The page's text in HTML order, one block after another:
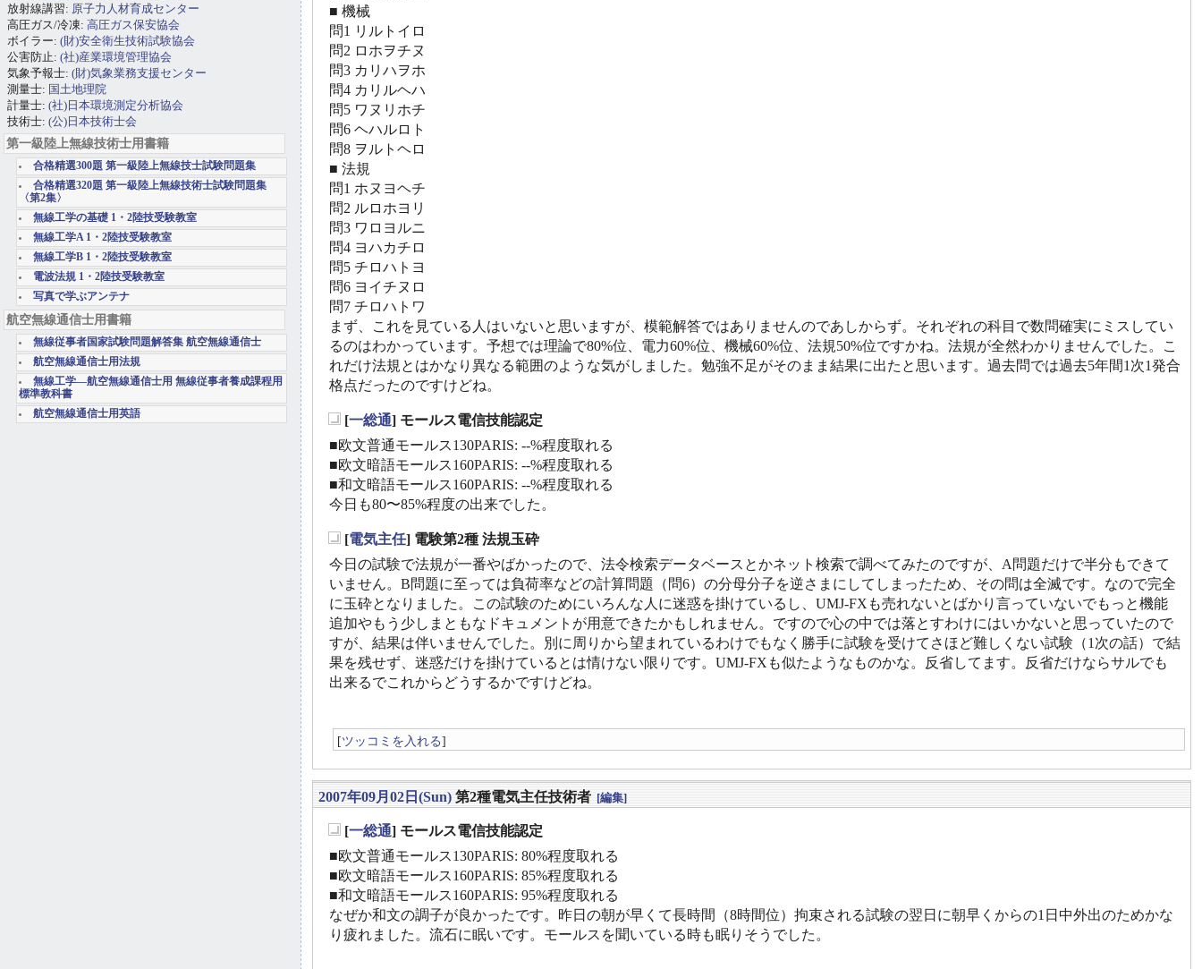
■ 機械
問1 リルトイロ
問2 ロホヲチヌ
問3 カリハヲホ
問4 カリルヘハ
問5 ワヌリホチ
問6 ヘハルロト
問8 ヲルトヘロ
■ 法規
問1 ホヌヨヘチ
問2 ルロホヨリ
問3 ワロヨルニ
問4 ヨハカチロ
問5 チロハトヨ
問6 ヨイチヌロ
問7 チロハトワ
まず、これを見ている人はいないと思いますが、模範解答ではありませんのであしからず。それぞれの科目で数問確実にミスしてい
るのはわかっています。予想では理論で80%位、電力60%位、機械60%位、法規50%位ですかね。法規が全然わかりませんでした。こ
れだけ法規とはかなり異なる範囲のような気がしました。勉強不足がそのまま結果に出たと思います。過去問では過去5年間1次1発合
格点だったのですけどね。
[一総通] モールス電信技能認定
■欧文普通モールス130PARIS: --%程度取れる
■欧文暗語モールス160PARIS: --%程度取れる
■和文暗語モールス160PARIS: --%程度取れる
今日も80〜85%程度の出来でした。
[電気主任] 電験第2種 法規玉砕
今日の試験で法規が一番やばかったので、法令検索データベースとかネット検索で調べてみたのですが、A問題だけで半分もできて
いません。B問題に至っては負荷率などの計算問題（問6）の分母分子を逆さまにしてしまったため、その問は全滅です。なので完全
に玉砕となりました。この試験のためにいろんな人に迷惑を掛けているし、UMJ-FXも売れないとばかり言っていないでもっと機能
追加やもう少しまともなドキュメントが用意できたかもしれません。ですので心の中では落とすわけにはいかないと思っていたので
すが、結果は伴いませんでした。別に周りから望まれているわけでもなく勝手に試験を受けてさほど難しくない試験（1次の話）で結
果を残せず、迷惑だけを掛けているとは情けない限りです。UMJ-FXも似たようなものかな。反省してます。反省だけならサルでも
出来るでこれからどうするかですけどね。
[ツッコミを入れる]
2007年09月02日(Sun) 第2種電気主任技術者 [編集]
[一総通] モールス電信技能認定
■欧文普通モールス130PARIS: 80%程度取れる
■欧文暗語モールス160PARIS: 85%程度取れる
■和文暗語モールス160PARIS: 95%程度取れる
なぜか和文の調子が良かったです。昨日の朝が早くて長時間（8時間位）拘束される試験の翌日に朝早くからの1日中外出のためかな
り疲れました。流石に眠いです。モールスを聞いている時も眠りそうでした。
放射線講習: 原子力人材育成センター
高圧ガス/冷凍: 高圧ガス保安協会
ボイラー: (財)安全衛生技術試験協会
公害防止: (社)産業環境管理協会
気象予報士: (財)気象業務支援センター
測量士: 国土地理院
計量士: (社)日本環境測定分析協会
技術士: (公)日本技術士会
第一級陸上無線技術士用書籍
合格精選300題 第一級陸上無線技士試験問題集
合格精選320題 第一級陸上無線技術士試験問題集
〈第2集〉
無線工学の基礎 1・2陸技受験教室
無線工学A 1・2陸技受験教室
無線工学B 1・2陸技受験教室
電波法規 1・2陸技受験教室
写真で学ぶアンテナ
航空無線通信士用書籍
無線従事者国家試験問題解答集 航空無線通信士
航空無線通信士用法規
無線工学―航空無線通信士用 無線従事者養成課程用
標準教科書
航空無線通信士用英語